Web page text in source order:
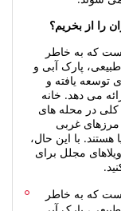
را از بخریم؟
که به‌ خاطر
پارک آبی و
توسعه یافته و
می دهد. خانه
در محله های
غربی
با این حال،
مجلل برای
که به‌ خاطر
پارک آبی